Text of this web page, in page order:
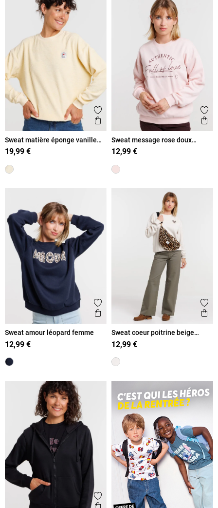
Ajouter aux favoris
Aperçu rapide
Sweat matière éponge vanille
femme
19,99 €
Sweat message rose doux
femme
12,99 €
Ajouter aux favoris
Aperçu rapide
Sweat amour léopard femme
12,99 €
Sweat coeur poitrine beige
femme
12,99 €
Ajouter aux favoris